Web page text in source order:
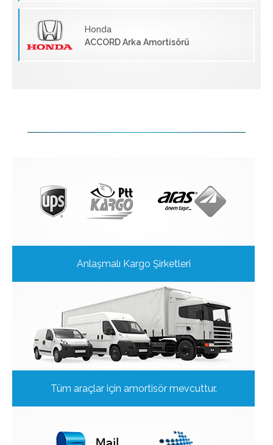
Honda
ACCORD Arka Amortisörü
Anlaşmalı Kargo Şirketleri
Tüm araçlar için amortisör mevcuttur.